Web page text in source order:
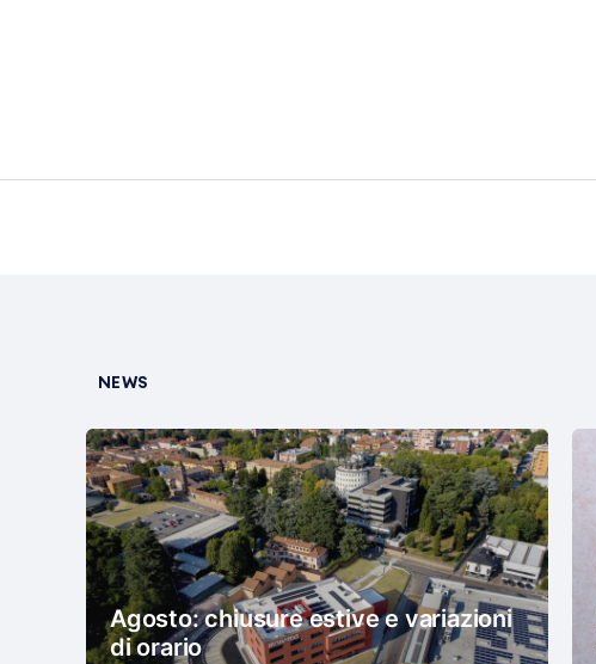
NEWS
Agosto: chiusure estive e variazioni
di orario